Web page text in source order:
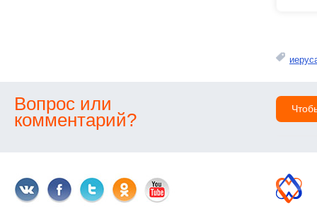
Вопрос или
комментарий?